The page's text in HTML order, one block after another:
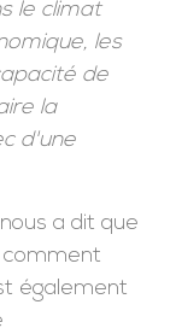
partie,
notre
Gen Z'er
doute l'une
qu'un
le climat
les
de